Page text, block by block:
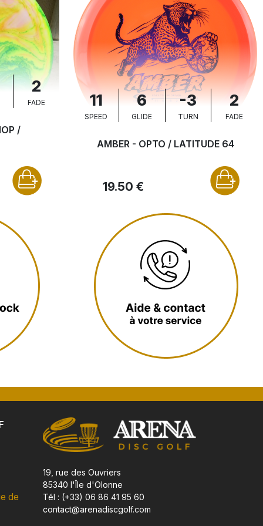
2
FADE
/
11
SPEED
6
GLIDE
-3
TURN
2
FADE
AMBER - OPTO / LATITUDE 64
19.50 €
de
19, rue des Ouvriers
85340 l'Île d'Olonne
Tél : (+33) 06 86 41 95 60
contact@arenadiscgolf.com